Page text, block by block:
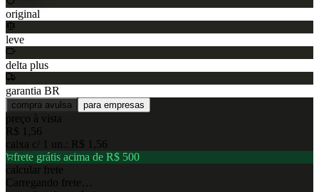
original
leve
delta plus
garantia BR
compra avulsa para empresas
preço à vista
R$ 1,56
caixa c/
1 un.: R$ 1,56
frete grátis acima de R$ 500
calcular frete
Carregando frete…